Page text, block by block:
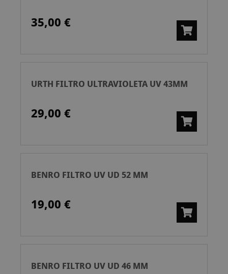
35,00 €
URTH FILTRO ULTRAVIOLETA UV 43MM
29,00 €
BENRO FILTRO UV UD 52 MM
19,00 €
BENRO FILTRO UV UD 46 MM